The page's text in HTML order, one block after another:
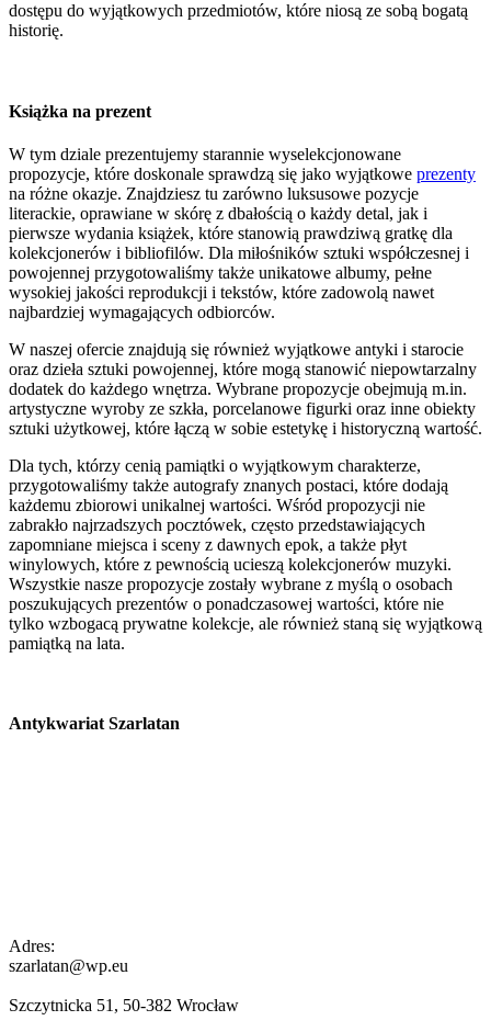
dostępu do wyjątkowych przedmiotów, które niosą ze sobą bogatą
historię.
Książka na prezent
W tym dziale prezentujemy starannie wyselekcjonowane
propozycje, które doskonale sprawdzą się jako wyjątkowe prezenty
na różne okazje. Znajdziesz tu zarówno luksusowe pozycje
literackie, oprawiane w skórę z dbałością o każdy detal, jak i
pierwsze wydania książek, które stanowią prawdziwą gratkę dla
kolekcjonerów i bibliofilów. Dla miłośników sztuki współczesnej i
powojennej przygotowaliśmy także unikatowe albumy, pełne
wysokiej jakości reprodukcji i tekstów, które zadowolą nawet
najbardziej wymagających odbiorców.
W naszej ofercie znajdują się również wyjątkowe antyki i starocie
oraz dzieła sztuki powojennej, które mogą stanowić niepowtarzalny
dodatek do każdego wnętrza. Wybrane propozycje obejmują m.in.
artystyczne wyroby ze szkła, porcelanowe figurki oraz inne obiekty
sztuki użytkowej, które łączą w sobie estetykę i historyczną wartość.
Dla tych, którzy cenią pamiątki o wyjątkowym charakterze,
przygotowaliśmy także autografy znanych postaci, które dodają
każdemu zbiorowi unikalnej wartości. Wśród propozycji nie
zabrakło najrzadszych pocztówek, często przedstawiających
zapomniane miejsca i sceny z dawnych epok, a także płyt
winylowych, które z pewnością ucieszą kolekcjonerów muzyki.
Wszystkie nasze propozycje zostały wybrane z myślą o osobach
poszukujących prezentów o ponadczasowej wartości, które nie
tylko wzbogacą prywatne kolekcje, ale również staną się wyjątkową
pamiątką na lata.
Antykwariat Szarlatan
Adres:
szarlatan@wp.eu
Szczytnicka 51, 50-382 Wrocław